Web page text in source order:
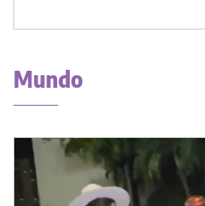
Mundo